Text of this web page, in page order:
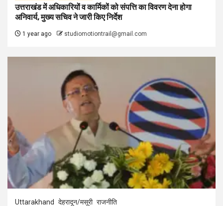
उत्तराखंड में अधिकारियों व कार्मिकों को संपत्ति का विवरण देना होगा
अनिवार्य, मुख्य सचिव ने जारी किए निर्देश
1 year ago studiomotiontrail@gmail.com
Uttarakhand देहरादून/मसूरी राजनीति